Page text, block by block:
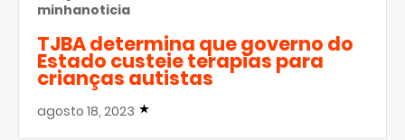
minhanoticia
TJBA determina que governo do
Estado custeie terapias para
crianças autistas
agosto 18, 2023